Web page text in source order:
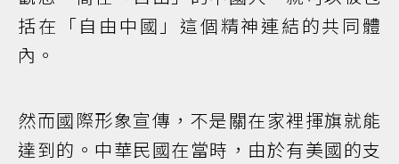
括在「自由中國」這個精神連結的共同體
內。
然而國際形象宣傳，不是關在家裡揮旗就能
達到的。中華民國在當時，由於有美國的支